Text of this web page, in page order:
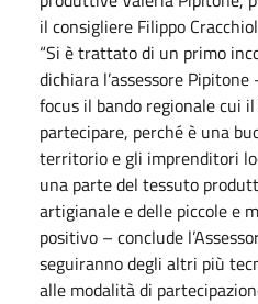
il consigliere Filippo
“Si è trattato di un primo
dichiara l’assessore
focus il bando regionale cui
partecipare, perché è una
territorio e gli imprenditori
una parte del tessuto
artigianale e delle piccole e
positivo – conclude
seguiranno degli altri più
alle modalità di